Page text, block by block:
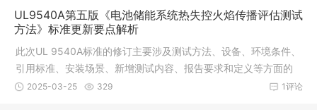
UL9540A第五版《电池储能系统热失控火焰传播评估测试
方法》标准更新要点解析
此次UL 9540A标准的修订主要涉及测试方法、设备、环境条件、
引用标准、安装场景、新增测试内容、报告要求和定义等方面的
变更。这些变更旨在提高测试的准确性和适用性，确保电池储能1评论
2025-03-25 329